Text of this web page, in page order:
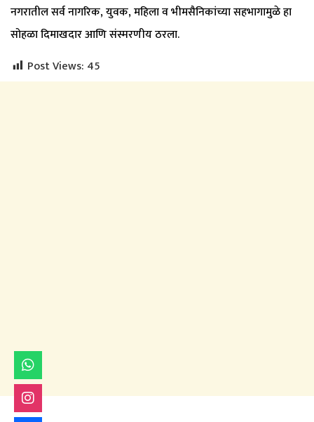
नगरातील सर्व नागरिक, युवक, महिला व भीमसैनिकांच्या सहभागामुळे हा
सोहळा दिमाखदार आणि संस्मरणीय ठरला.
Post Views: 45